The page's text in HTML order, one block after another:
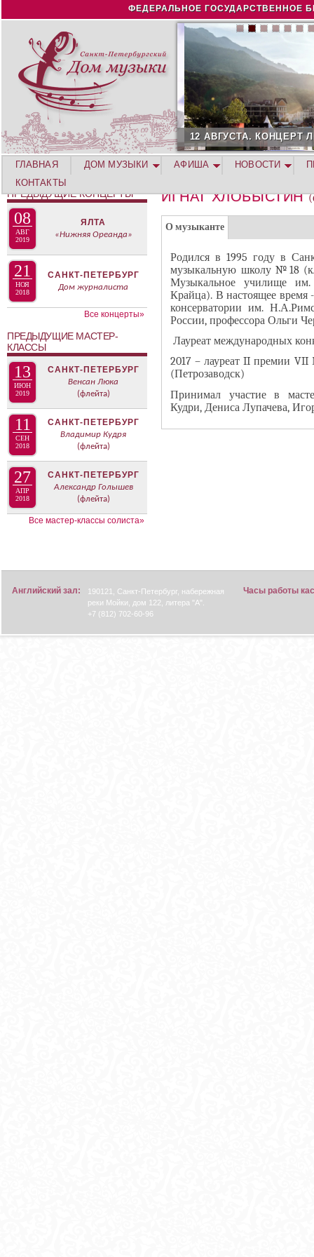
Jump to navigation
ФЕДЕРАЛЬНОЕ ГОСУДАРСТВЕННОЕ
12 АВГУСТА. КОНЦЕРТ
ИГНАТ ХЛОБЫСТИН
Г
У
П
П
А
В
А
О
И
Я
О музыканте(
а
к
т
и
в
н
а
я
в
к
л
а
Родился в 1995 году в
музыкальную школу №18
Музыкальное училище
Крайца). В настоящее время
консерватории им.
России, профессора Ольги
Лауреат международных
2017 – лауреат II премии VII
(Петрозаводск)
Принимал участие в
Кудри, Дениса Лупачева,
ГЛАВНАЯ ДОМ МУЗЫКИ АФИША НОВОСТИ
КОНТАКТЫ
ПРЕДЫДУЩИЕ КОНЦЕРТЫ
08
АВГ
2019
ЯЛТА
«Нижняя Ореанда»
21
НОЯ
2018
САНКТ-ПЕТЕРБУРГ
Дом журналиста
Все концерты»
ПРЕДЫДУЩИЕ МАСТЕР-
КЛАССЫ
13
ИЮН
2019
САНКТ-ПЕТЕРБУРГ
Венсан Люка
(флейта)
11
СЕН
2018
САНКТ-ПЕТЕРБУРГ
Владимир Кудря
(флейта)
27
АПР
2018
САНКТ-ПЕТЕРБУРГ
Александр Голышев
(флейта)
Все мастер-классы солиста»
Английский зал:
190121, Санкт-Петербург, набережная
реки Мойки, дом 122, литера "А".
+7 (812) 702-60-96
Часы работы